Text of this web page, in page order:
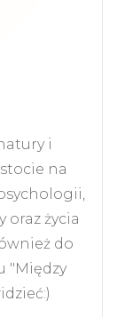
i
na
oraz życia
do
"Między